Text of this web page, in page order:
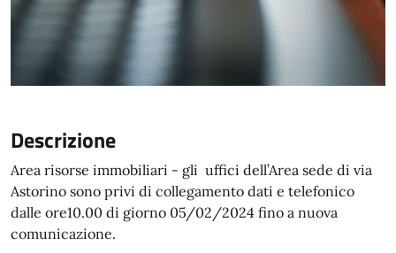
Descrizione
Area risorse immobiliari - gli uffici dell’Area sede di via
Astorino sono privi di collegamento dati e telefonico
dalle ore10.00 di giorno 05/02/2024 fino a nuova
comunicazione.